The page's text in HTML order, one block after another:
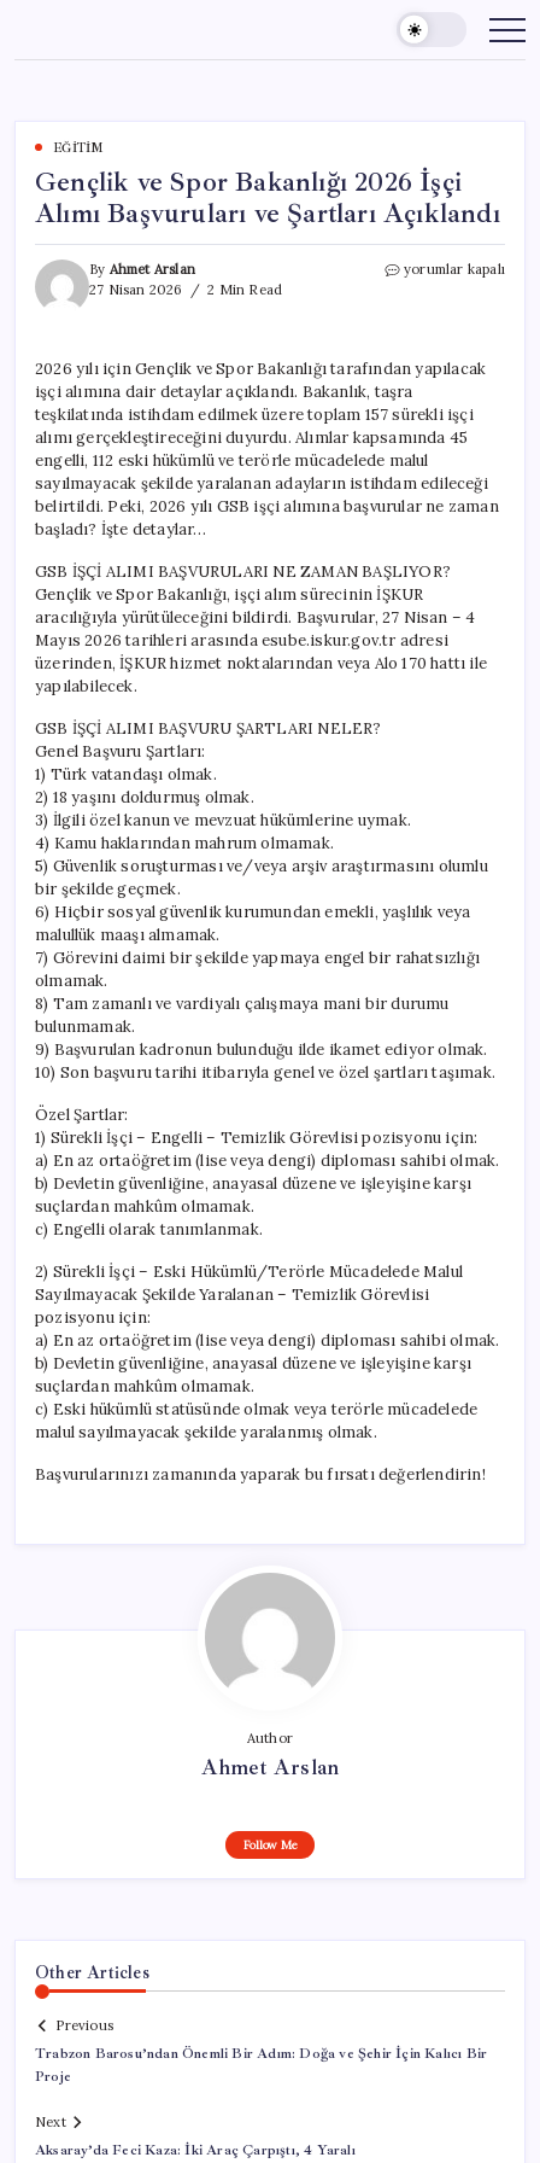
content
EĞITIM
Gençlik ve Spor Bakanlığı 2026 İşçi
Alımı Başvuruları ve Şartları Açıklandı
By Ahmet Arslan
27 Nisan 2026
2 Min Read
Gençlik
İşçi
Alımı
Başvuruları
ve
Şartları
Açıklandı
için
yorumlar kapalı
2026 yılı için Gençlik ve Spor Bakanlığı tarafından yapılacak
işçi alımına dair detaylar açıklandı. Bakanlık, taşra
teşkilatında istihdam edilmek üzere toplam 157 sürekli işçi
alımı gerçekleştireceğini duyurdu. Alımlar kapsamında 45
engelli, 112 eski hükümlü ve terörle mücadelede malul
sayılmayacak şekilde yaralanan adayların istihdam edileceği
belirtildi. Peki, 2026 yılı GSB işçi alımına başvurular ne zaman
başladı? İşte detaylar…
GSB İŞÇİ ALIMI BAŞVURULARI NE ZAMAN BAŞLIYOR?
Gençlik ve Spor Bakanlığı, işçi alım sürecinin İŞKUR
aracılığıyla yürütüleceğini bildirdi. Başvurular, 27 Nisan – 4
Mayıs 2026 tarihleri arasında esube.iskur.gov.tr adresi
üzerinden, İŞKUR hizmet noktalarından veya Alo 170 hattı ile
yapılabilecek.
GSB İŞÇİ ALIMI BAŞVURU ŞARTLARI NELER?
Genel Başvuru Şartları:
1) Türk vatandaşı olmak.
2) 18 yaşını doldurmuş olmak.
3) İlgili özel kanun ve mevzuat hükümlerine uymak.
4) Kamu haklarından mahrum olmamak.
5) Güvenlik soruşturması ve/veya arşiv araştırmasını olumlu
bir şekilde geçmek.
6) Hiçbir sosyal güvenlik kurumundan emekli, yaşlılık veya
malullük maaşı almamak.
7) Görevini daimi bir şekilde yapmaya engel bir rahatsızlığı
olmamak.
8) Tam zamanlı ve vardiyalı çalışmaya mani bir durumu
bulunmamak.
9) Başvurulan kadronun bulunduğu ilde ikamet ediyor olmak.
10) Son başvuru tarihi itibarıyla genel ve özel şartları taşımak.
Özel Şartlar:
1) Sürekli İşçi – Engelli – Temizlik Görevlisi pozisyonu için:
a) En az ortaöğretim (lise veya dengi) diploması sahibi olmak.
b) Devletin güvenliğine, anayasal düzene ve işleyişine karşı
suçlardan mahkûm olmamak.
c) Engelli olarak tanımlanmak.
2) Sürekli İşçi – Eski Hükümlü/Terörle Mücadelede Malul
Sayılmayacak Şekilde Yaralanan – Temizlik Görevlisi
pozisyonu için:
a) En az ortaöğretim (lise veya dengi) diploması sahibi olmak.
b) Devletin güvenliğine, anayasal düzene ve işleyişine karşı
suçlardan mahkûm olmamak.
c) Eski hükümlü statüsünde olmak veya terörle mücadelede
malul sayılmayacak şekilde yaralanmış olmak.
Başvurularınızı zamanında yaparak bu fırsatı değerlendirin!
Author
Ahmet Arslan
Follow Me
Other Articles
Previous
Trabzon Barosu’ndan Önemli Bir Adım: Doğa ve Şehir İçin Kalıcı Bir
Proje
Next
Aksaray’da Feci Kaza: İki Araç Çarpıştı, 4 Yaralı